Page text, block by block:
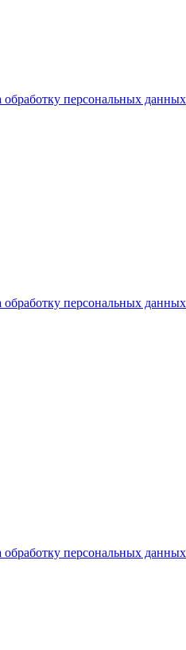
обработку персональных данных
обработку персональных данных
обработку персональных данных